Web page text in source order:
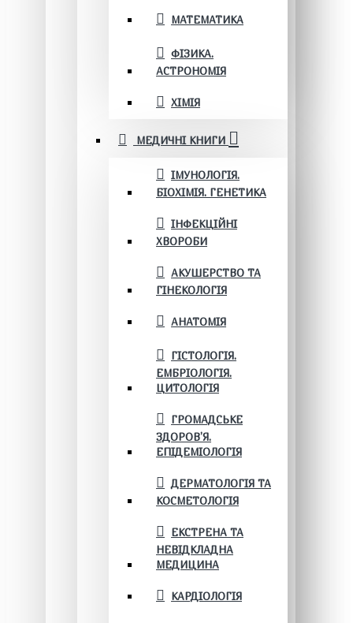
МАТЕМАТИКА
ФІЗИКА.
АСТРОНОМІЯ
ХІМІЯ
МЕДИЧНІ КНИГИ
ІМУНОЛОГІЯ.
БІОХІМІЯ. ГЕНЕТИКА
ІНФЕКЦІЙНІ
ХВОРОБИ
АКУШЕРСТВО ТА
ГІНЕКОЛОГІЯ
АНАТОМІЯ
ГІСТОЛОГІЯ.
ЕМБРІОЛОГІЯ.
ЦИТОЛОГІЯ
ГРОМАДСЬКЕ
ЗДОРОВ’Я.
ЕПІДЕМІОЛОГІЯ
ДЕРМАТОЛОГІЯ ТА
КОСМЕТОЛОГІЯ
ЕКСТРЕНА ТА
НЕВІДКЛАДНА
МЕДИЦИНА
КАРДІОЛОГІЯ